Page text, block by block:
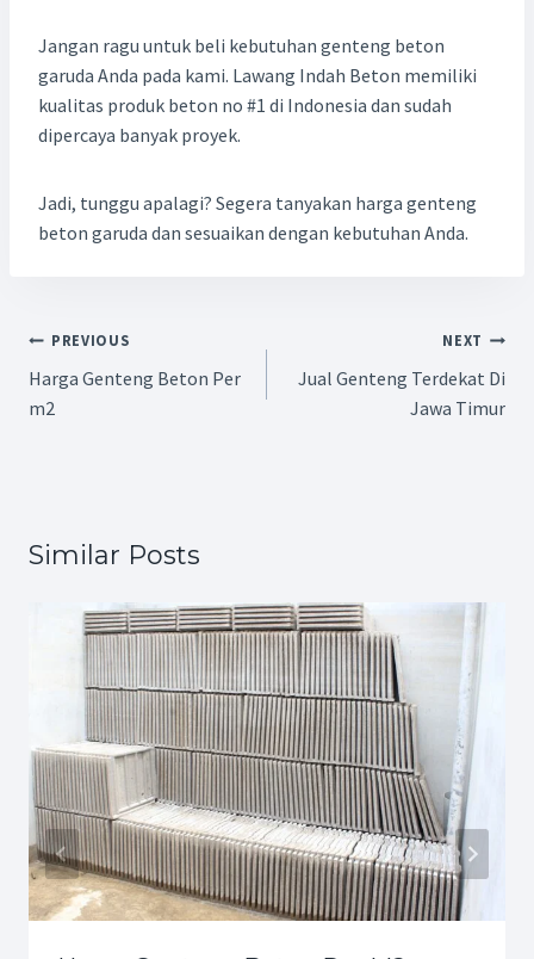
Jangan ragu untuk beli kebutuhan genteng beton
garuda Anda pada kami. Lawang Indah Beton memiliki
kualitas produk beton no #1 di Indonesia dan sudah
dipercaya banyak proyek.
Jadi, tunggu apalagi? Segera tanyakan harga genteng
beton garuda dan sesuaikan dengan kebutuhan Anda.
PREVIOUS
Harga Genteng Beton Per
m2
NEXT
Jual Genteng Terdekat Di
Jawa Timur
Similar Posts